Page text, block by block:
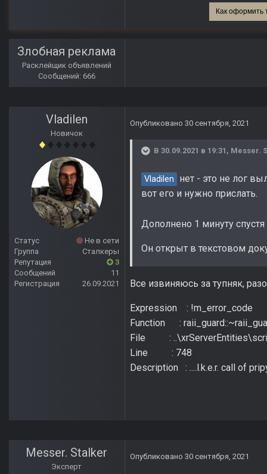
Как оформить
Злобная реклама
Расклейщик объявлений
Сообщений: 666
Vladilen
Новичок
Статус
Не в сети
Группа
Сталкеры
Репутация
3
Сообщений
11
Регистрация
26.09.2021
Опубликовано 30 сентября, 2021
В 30.09.2021 в 19:31, Messer.
Vladilen
нет - это не лог
вот его и нужно прислать.
Дополнено 1 минуту спустя
Он открыт в текстовом
Все извиняюсь за тупняк,
Expression : !m_error_code
Function :
File :
Line : 748
Description : ....l.k.e.r. call of
Messer. Stalker
Эксперт
Опубликовано 30 сентября, 2021